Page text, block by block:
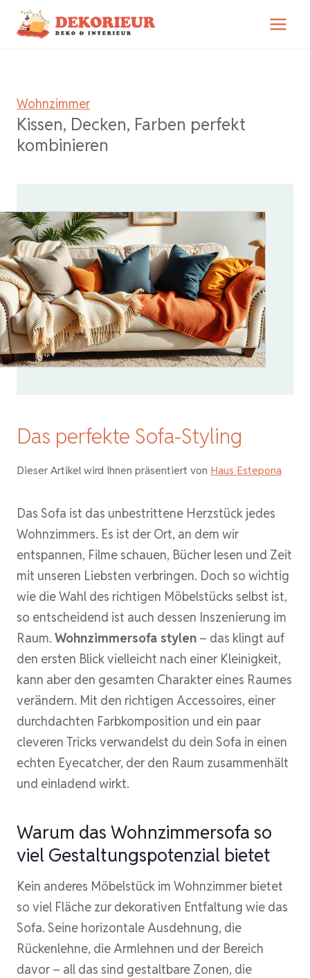
Zum
Inhalt
Wohnzimmer
Kissen, Decken, Farben perfekt
kombinieren
Das perfekte Sofa-Styling
Dieser Artikel wird Ihnen präsentiert von Haus Estepona
Das Sofa ist das unbestrittene Herzstück jedes
Wohnzimmers. Es ist der Ort, an dem wir
entspannen, Filme schauen, Bücher lesen und Zeit
mit unseren Liebsten verbringen. Doch so wichtig
wie die Wahl des richtigen Möbelstücks selbst ist,
so entscheidend ist auch dessen Inszenierung im
Raum. Wohnzimmersofa stylen – das klingt auf
den ersten Blick vielleicht nach einer Kleinigkeit,
kann aber den gesamten Charakter eines Raumes
verändern. Mit den richtigen Accessoires, einer
durchdachten Farbkomposition und ein paar
cleveren Tricks verwandelst du dein Sofa in einen
echten Eyecatcher, der den Raum zusammenhält
und einladend wirkt.
Warum das Wohnzimmersofa so
viel Gestaltungspotenzial bietet
Kein anderes Möbelstück im Wohnzimmer bietet
so viel Fläche zur dekorativen Entfaltung wie das
Sofa. Seine horizontale Ausdehnung, die
Rückenlehne, die Armlehnen und der Bereich
davor – all das sind gestaltbare Zonen, die